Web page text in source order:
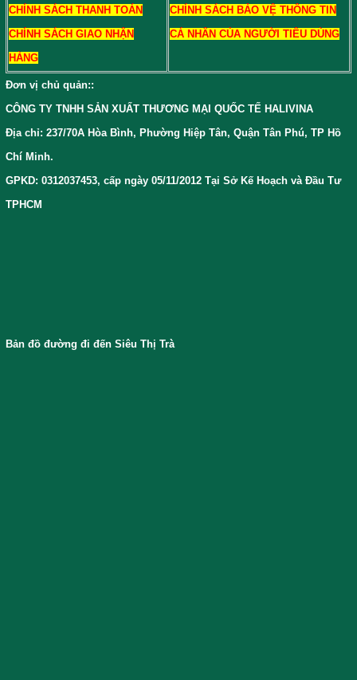
CHÍNH SÁCH THANH TOÁN
CHÍNH SÁCH GIAO NHẬN
HÀNG
CHÍNH SÁCH BẢO VỆ THÔNG TIN
CÁ NHÂN CỦA NGƯỜI TIÊU DÙNG
Đơn vị chủ quản::
CÔNG TY TNHH SẢN XUẤT THƯƠNG MẠI QUỐC TẾ HALIVINA
Địa chỉ: 237/70A Hòa Bình, Phường Hiệp Tân, Quận Tân Phú, TP Hồ
Chí Minh.
GPKD: 0312037453, cấp ngày 05/11/2012 Tại Sở Kế Hoạch và Đầu Tư
TPHCM
Bản đồ đường đi đến Siêu Thị Trà